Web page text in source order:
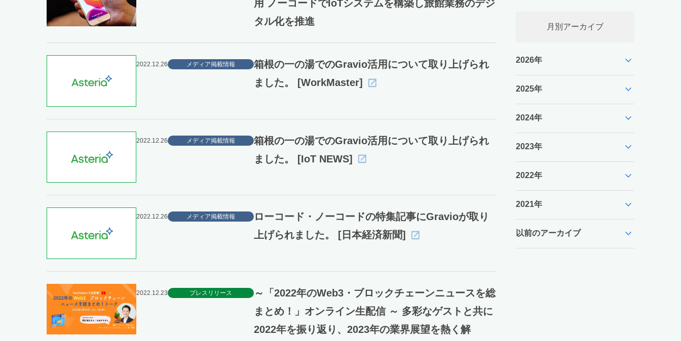
用 ノーコードでIoTシステムを構築し旅館業務のデジ
タル化を推進
2022.12.26 メディア掲載情報
箱根の一の湯でのGravio活用について取り上げられ
ました。 [WorkMaster]
2022.12.26 メディア掲載情報
箱根の一の湯でのGravio活用について取り上げられ
ました。 [IoT NEWS]
2022.12.26 メディア掲載情報
ローコード・ノーコードの特集記事にGravioが取り
上げられました。 [日本経済新聞]
2022.12.23 プレスリリース
～「2022年のWeb3・ブロックチェーンニュースを総
まとめ！」オンライン生配信 ～ 多彩なゲストと共に
2022年を振り返り、2023年の業界展望を熱く解
月別アーカイブ
2026年 expand_more
2025年 expand_more
2024年 expand_more
2023年 expand_more
2022年 expand_more
2021年 expand_more
以前のアーカイブ expand_more